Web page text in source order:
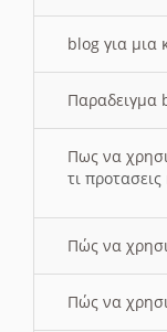
blog για μια
Παραδειγμα
Πως να
τι
Πώς να
Πώς να